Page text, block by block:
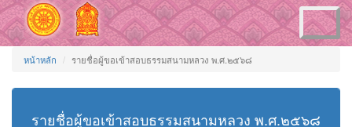
Toggle
navigation
หน้าหลัก รายชื่อผู้ขอเข้าสอบธรรมสนามหลวง พ.ศ.๒๕๖๘
รายชื่อผู้ขอเข้าสอบธรรมสนามหลวง พ.ศ.๒๕๖๘